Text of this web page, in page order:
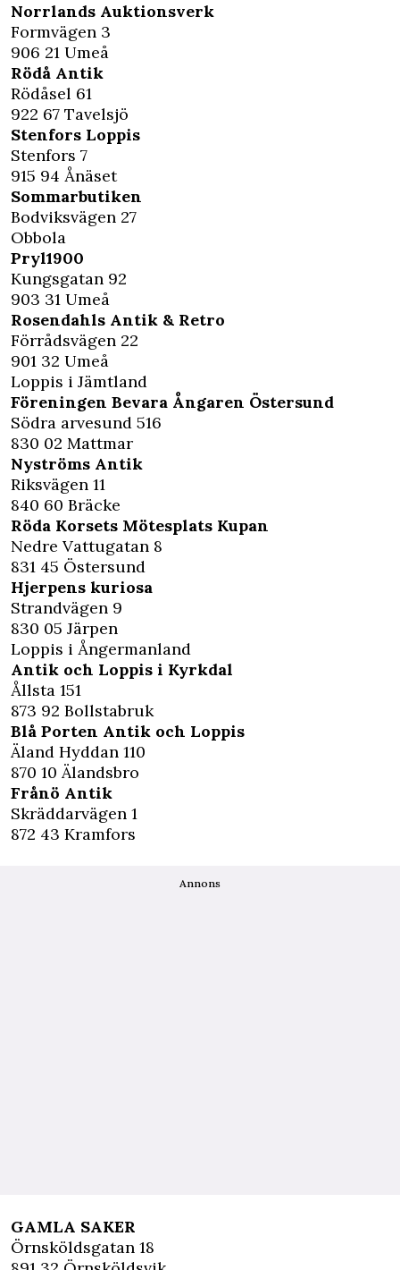
Norrlands Auktionsverk
Formvägen 3
906 21 Umeå
Rödå Antik
Rödåsel 61
922 67 Tavelsjö
Stenfors Loppis
Stenfors 7
915 94 Ånäset
Sommarbutiken
Bodviksvägen 27
Obbola
Pryl1900
Kungsgatan 92
903 31 Umeå
Rosendahls Antik & Retro
Förrådsvägen 22
901 32 Umeå
Loppis i Jämtland
Föreningen Bevara Ångaren Östersund
Södra arvesund 516
830 02 Mattmar
Nyströms Antik
Riksvägen 11
840 60 Bräcke
Röda Korsets Mötesplats Kupan
Nedre Vattugatan 8
831 45 Östersund
Hjerpens kuriosa
Strandvägen 9
830 05 Järpen
Loppis i Ångermanland
Antik och Loppis i Kyrkdal
Ållsta 151
873 92 Bollstabruk
Blå Porten Antik och Loppis
Äland Hyddan 110
870 10 Älandsbro
Frånö Antik
Skräddarvägen 1
872 43 Kramfors
Annons
GAMLA SAKER
Örnsköldsgatan 18